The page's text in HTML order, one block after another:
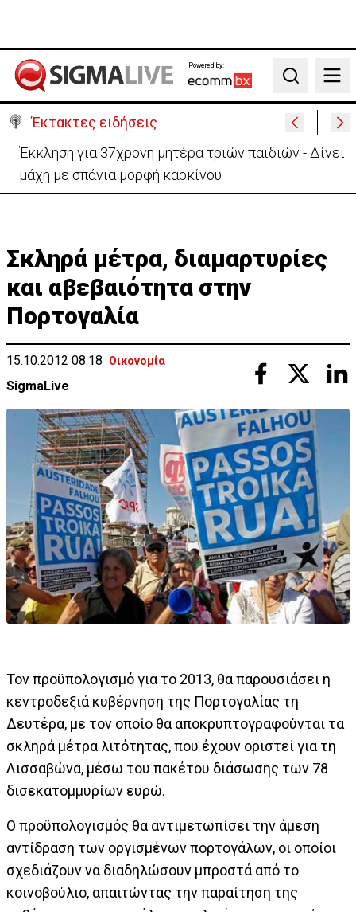
Powered by:
Search
Έκτακτες ειδήσεις
Γερμανία: Συγκρούστηκαν δύο τραμ - Τουλάχιστον
25 τραυματίες, οι 7 σοβαρά
Σκληρά μέτρα, διαμαρτυρίες
και αβεβαιότητα στην
Πορτογαλία
15.10.2012 08:18 Οικονομία
SigmaLive
Τον προϋπολογισμό για το 2013, θα παρουσιάσει η
κεντροδεξιά κυβέρνηση της Πορτογαλίας τη
Δευτέρα, με τον οποίο θα αποκρυπτογραφούνται τα
σκληρά μέτρα λιτότητας, που έχουν οριστεί για τη
Λισσαβώνα, μέσω του πακέτου διάσωσης των 78
δισεκατομμυρίων ευρώ.
Ο προϋπολογισμός θα αντιμετωπίσει την άμεση
αντίδραση των οργισμένων πορτογάλων, οι οποίοι
σχεδιάζουν να διαδηλώσουν μπροστά από το
κοινοβούλιο, απαιτώντας την παραίτηση της